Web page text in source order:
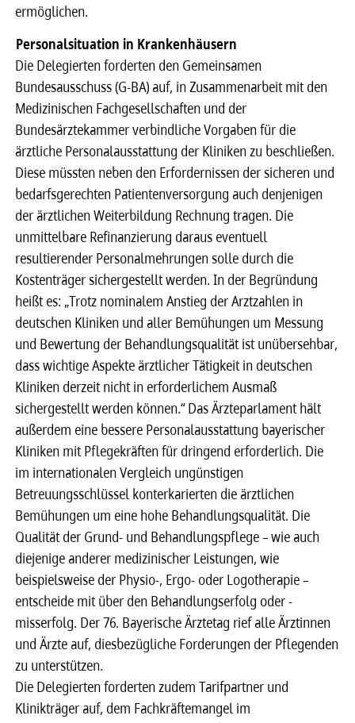
ermöglichen.
Personalsituation in Krankenhäusern
Die Delegierten forderten den Gemeinsamen
Bundesausschuss (G-BA) auf, in Zusammenarbeit mit den
Medizinischen Fachgesellschaften und der
Bundesärztekammer verbindliche Vorgaben für die
ärztliche Personalausstattung der Kliniken zu beschließen.
Diese müssten neben den Erfordernissen der sicheren und
bedarfsgerechten Patientenversorgung auch denjenigen
der ärztlichen Weiterbildung Rechnung tragen. Die
unmittelbare Refinanzierung daraus eventuell
resultierender Personalmehrungen solle durch die
Kostenträger sichergestellt werden. In der Begründung
heißt es: „Trotz nominalem Anstieg der Arztzahlen in
deutschen Kliniken und aller Bemühungen um Messung
und Bewertung der Behandlungsqualität ist unübersehbar,
dass wichtige Aspekte ärztlicher Tätigkeit in deutschen
Kliniken derzeit nicht in erforderlichem Ausmaß
sichergestellt werden können.“ Das Ärzteparlament hält
außerdem eine bessere Personalausstattung bayerischer
Kliniken mit Pflegekräften für dringend erforderlich. Die
im internationalen Vergleich ungünstigen
Betreuungsschlüssel konterkarierten die ärztlichen
Bemühungen um eine hohe Behandlungsqualität. Die
Qualität der Grund- und Behandlungspflege – wie auch
diejenige anderer medizinischer Leistungen, wie
beispielsweise der Physio-, Ergo- oder Logotherapie –
entscheide mit über den Behandlungserfolg oder -
misserfolg. Der 76. Bayerische Ärztetag rief alle Ärztinnen
und Ärzte auf, diesbezügliche Forderungen der Pflegenden
zu unterstützen.
Die Delegierten forderten zudem Tarifpartner und
Klinikträger auf, dem Fachkräftemangel im